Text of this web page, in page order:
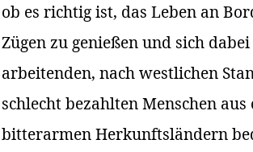
ob es richtig ist, das Leben an
Zügen zu genießen und sich
arbeitenden, nach westlichen
schlecht bezahlten Menschen aus
bitterarmen Herkunftsländern